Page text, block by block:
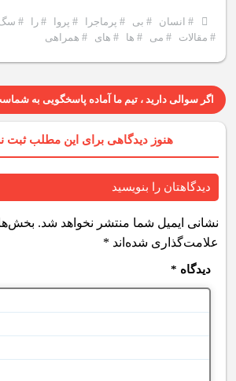
# انسان # بی # پرماجرا # پروا # را #
# مقالات # می # ها # های # همراهی
اگر سوالی دارید ، تیم ما آماده پاسخگویی به
هنوز دیدگاهی برای این مطلب
دیدگاهتان را بنویسید
نشانی ایمیل شما منتشر نخواهد شد.
علامت‌گذاری شده‌اند *
دیدگاه *